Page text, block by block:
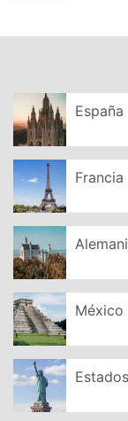
España
Francia
México